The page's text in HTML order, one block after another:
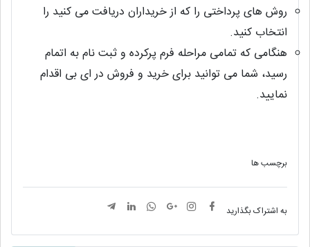
روش های پرداختی را که از خریداران دریافت می کنید را
انتخاب کنید.
هنگامی که تمامى مراحله فرم پرکرده و ثبت نام به اتمام
رسید، شما مى توانید براى خرید و فروش در اى بى اقدام
نمایید.
برچسب ها
به اشتراک بگذارید